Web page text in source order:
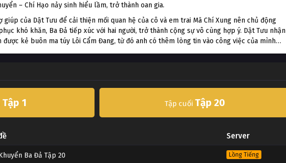
– Chí Hạo nảy sinh hiểu lầm, trở thành oan gia.
của Dật Tưu để cải thiện mối quan hệ của cô và em trai Mã Chí Xung nên chủ động
khó khăn, Ba Đả tiếp xúc với hai người, trở thành cộng sự vô cùng hợp ý. Dật Tưu nhận
kẻ buôn ma túy Lôi Cẩm Đang, từ đó anh có thêm lòng tin vào công việc của mình…
Tập 1 Tập cuối Tập 20
Server
Ba Đả Tập 20 Lồng Tiếng